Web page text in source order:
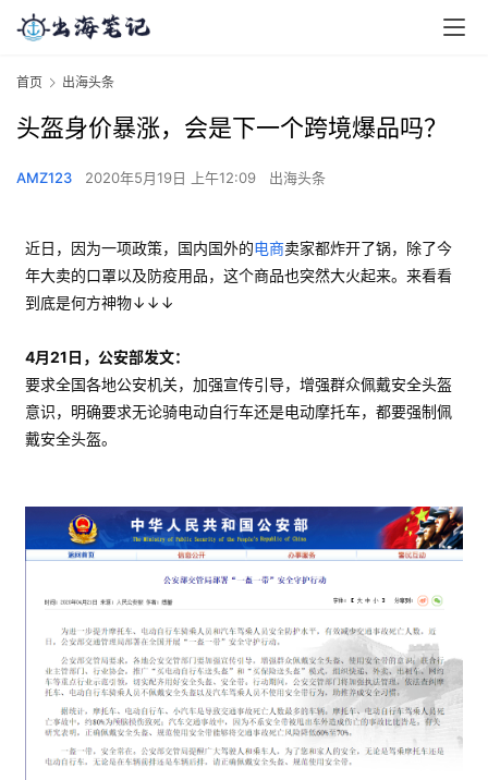
首页 出海头条
头盔身价暴涨，会是下一个跨境爆品吗？
AMZ123 2020年5月19日 上午12:09 出海头条
近日，因为一项政策，国内国外的电商卖家都炸开了锅，除了今
年大卖的口罩以及防疫用品，这个商品也突然大火起来。来看看
到底是何方神物↓↓↓
4月21日，公安部发文：
要求全国各地公安机关，加强宣传引导，增强群众佩戴安全头盔
意识，明确要求无论骑电动自行车还是电动摩托车，都要强制佩
戴安全头盔。